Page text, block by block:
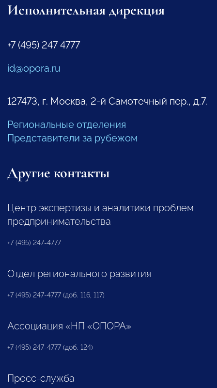
Исполнительная дирекция
+7 (495) 247 4777
id@opora.ru
127473, г. Москва, 2-й Самотечный пер., д.7.
Региональные отделения
Представители за рубежом
Другие контакты
Центр экспертизы и аналитики проблем
предпринимательства
+7 (495) 247-4777
Отдел регионального развития
+7 (495) 247-4777 (доб. 116, 117)
Ассоциация «НП «ОПОРА»
+7 (495) 247-4777 (доб. 124)
Пресс-служба